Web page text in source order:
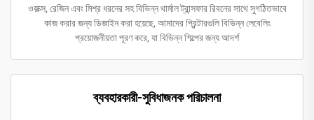
ওয়াক্স, রেজিন এবং মিশ্র ধরনের সহ বিভিন্ন থার্মাল ট্রান্সফার রিবনের সাথে সুগঠিতভাবে
কাজ করার জন্য ডিজাইন করা হয়েছে, আমাদের প্রিন্টারগুলি বিভিন্ন লেবেলিং
প্রয়োজনীয়তা পূরণ করে, যা বিভিন্ন শিল্পের জন্য আদর্শ
ব্যবহারকারী-সুবিধাজনক পরিচালনা